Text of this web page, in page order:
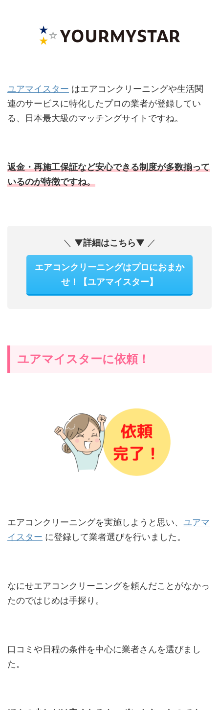
ユアマイスター はエアコンクリーニングや生活関
連のサービスに特化したプロの業者が登録してい
る、日本最大級のマッチングサイトですね。
返金・再施工保証など安心できる制度が多数揃って
いるのが特徴ですね。
＼ ▼詳細はこちら▼ ／
エアコンクリーニングはプロにおまか
せ！【ユアマイスター】
ユアマイスターに依頼！
エアコンクリーニングを実施しようと思い、 ユアマ
イスター に登録して業者選びを行いました。
なにせエアコンクリーニングを頼んだことがなかっ
たのではじめは手探り。
口コミや日程の条件を中心に業者さんを選びまし
た。